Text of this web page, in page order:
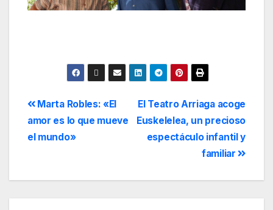
El Teatro Arriaga acoge
Euskelelea, un precioso
espectáculo infantil y
familiar
Marta Robles: «El
amor es lo que mueve
el mundo»